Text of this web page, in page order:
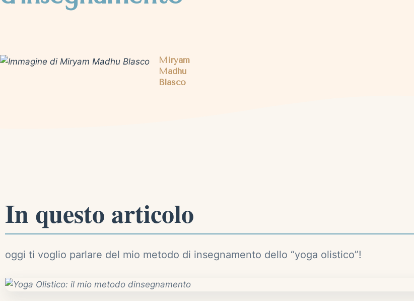
Miryam
Madhu
Blasco
In questo articolo
oggi ti voglio parlare del mio metodo di insegnamento dello “yoga olistico”!